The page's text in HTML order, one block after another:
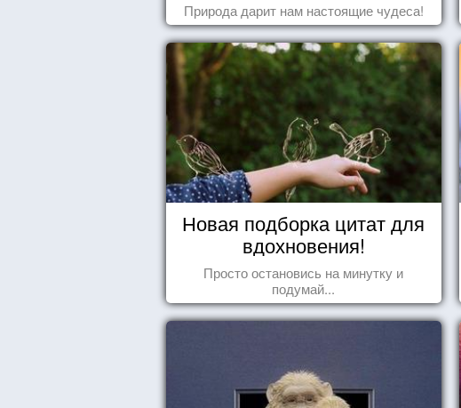
Природа дарит нам настоящие чудеса!
Новая подборка цитат для
вдохновения!
Просто остановись на минутку и
подумай...